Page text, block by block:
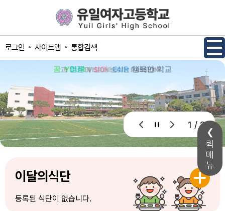
퀵
메
뉴
로그인 사이트맵 통합검색
1 / 2
이달의식단
등록된 식단이 없습니다.